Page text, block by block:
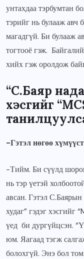
унтахдаа тэрбумтан
тэрийг нь булааж авч
магадгүй. Би булааж
тогтооё гэж.
хийх гэж оролдож
“С.Баяр
хэсгийг
-Гэтэл нөгөө
-Тийм. Би сүүлд
нь тэр үетэй
авсан. Гэтэл
худаг” гэдэг хэсгийг
үед би дургүйцсэн.
юм. Яагаад тэгж
болохгүй. Энэ бол